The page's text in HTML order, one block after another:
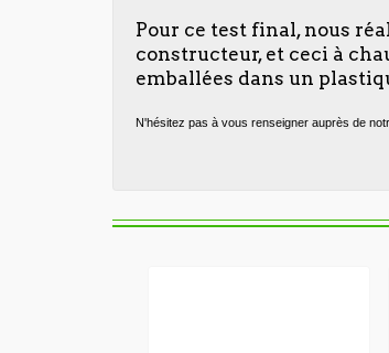
Pour ce test final, nous
constructeur, et ceci à
emballées dans un
N'hésitez pas à vous renseigner auprès de